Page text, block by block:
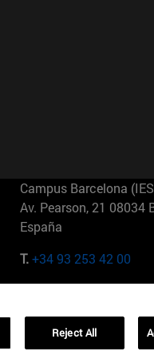
Campus Barcelona
Av. Pearson, 21 08034
España
T.+34 93 253 42 00
01321001 Bela Vista
Reject All